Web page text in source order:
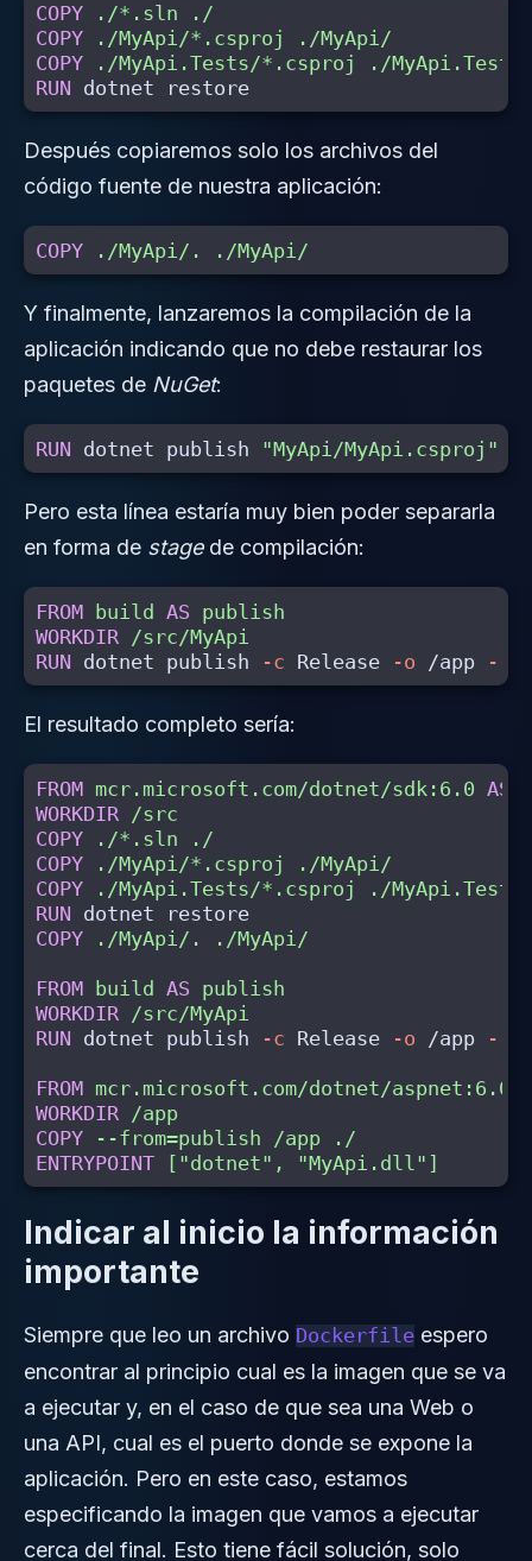
COPY ./*.sln ./
COPY ./MyApi/*.csproj ./MyApi/
COPY ./MyApi.Tests/*.csproj ./
RUN
Después copiaremos solo los archivos del
código fuente de nuestra aplicación:
COPY ./MyApi/. ./MyApi/
Y finalmente, lanzaremos la compilación de la
aplicación indicando que no debe restaurar los
paquetes de NuGet:
RUN dotnet publish "MyApi/MyApi.csproj"
Pero esta línea estaría muy bien poder separarla
en forma de stagede compilación:
FROM build AS
publish
WORKDIR /src/MyApi
RUN dotnet publish -c Release -o /app --
El resultado completo sería:
FROM mcr.microsoft.com/dotnet/sdk:6.0 AS
WORKDIR /src
COPY ./*.sln ./
COPY ./MyApi/*.csproj ./MyApi/
COPY ./MyApi.Tests/*.csproj ./
RUN
COPY ./MyApi/. ./MyApi/
FROM build AS
publish
WORKDIR /src/MyApi
RUN dotnet publish -c Release -o /app --
FROM mcr.microsoft.com/dotnet/aspnet:6.0
WORKDIR /app
COPY --from=publish /app ./
ENTRYPOINT ["dotnet", "MyApi.dll"]
Indicar al inicio la información
importante
Siempre que leo un archivo Dockerfile espero
encontrar al principio cual es la imagen que se va
a ejecutar y, en el caso de que sea una Web o
una API, cual es el puerto donde se expone la
aplicación. Pero en este caso, estamos
especificando la imagen que vamos a ejecutar
cerca del final. Esto tiene fácil solución, solo